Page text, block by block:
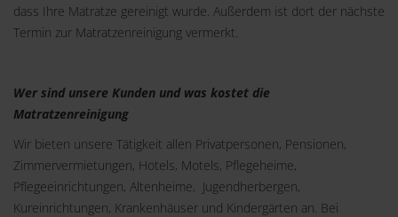
dass Ihre Matratze gereinigt wurde. Außerdem ist dort der nächste
Termin zur Matratzenreinigung vermerkt.
Wer sind unsere Kunden und was kostet die
Matratzenreinigung
Wir bieten unsere Tätigkeit allen Privatpersonen, Pensionen,
Zimmervermietungen, Hotels, Motels, Pflegeheime,
Pflegeeinrichtungen, Altenheime, Jugendherbergen,
Kureinrichtungen, Krankenhäuser und Kindergärten an. Bei